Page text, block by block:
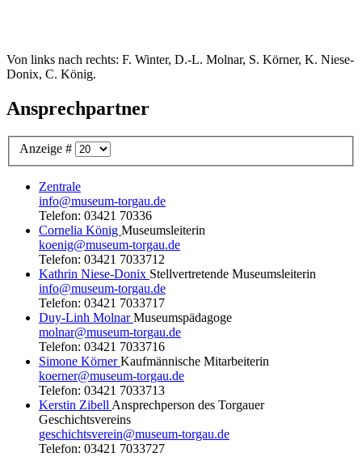
Von links nach rechts: F. Winter, D.-L. Molnar, S. Körner, K. Niese-
Donix, C. König.
Ansprechpartner
Anzeige #
Zentrale
info@museum-torgau.de
Telefon: 03421 70336
Cornelia König Museumsleiterin
koenig@museum-torgau.de
Telefon: 03421 7033712
Kathrin Niese-Donix Stellvertretende Museumsleiterin
info@museum-torgau.de
Telefon: 03421 7033717
Duy-Linh MolnarMuseumspädagoge
molnar@museum-torgau.de
Telefon: 03421 7033716
Simone KörnerKaufmännische Mitarbeiterin
koerner@museum-torgau.de
Telefon: 03421 7033713
Kerstin ZibellAnsprechperson des Torgauer
Geschichtsvereins
geschichtsverein@museum-torgau.de
Telefon: 03421 7033727